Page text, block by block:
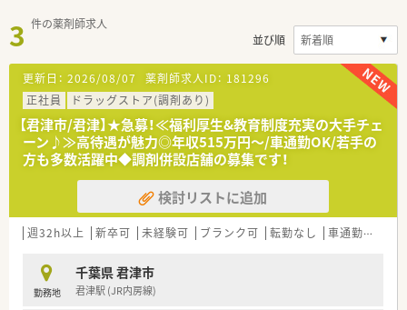
3 件の薬剤師求人
並び順
更新日： 2026/08/07 薬剤師求人ID： 181296
正社員
ドラッグストア(調剤あり)
【君津市/君津】★急募！≪福利厚生&教育制度充実の大手チェ
ーン♪≫高待遇が魅力◎年収515万円～/車通勤OK/若手の
方も多数活躍中◆調剤併設店舗の募集です！
検討リストに追加
週32h以上 新卒可 未経験可 ブランク可 転勤なし 車通勤可
勤務地
千葉県 君津市
君津駅 (JR内房線)